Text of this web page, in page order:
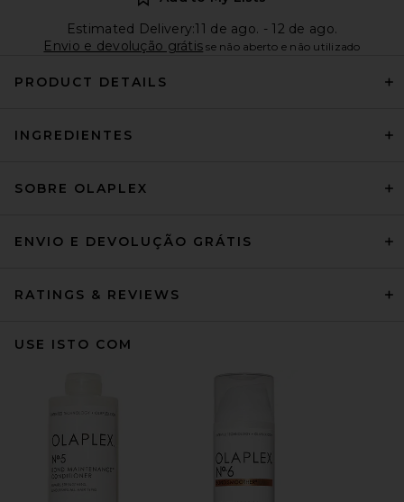
Estimated Delivery:11 de ago. - 12 de ago.
Envio e devolução grátis se não aberto e não utilizado
PRODUCT DETAILS
INGREDIENTES
SOBRE OLAPLEX
ENVIO E DEVOLUÇÃO GRÁTIS
RATINGS & REVIEWS
USE ISTO COM